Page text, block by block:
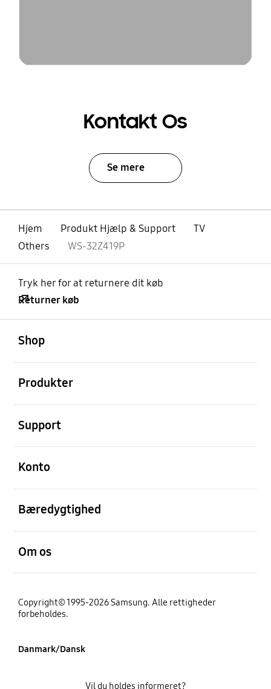
Kontakt Os
Se mere
Hjem Produkt Hjælp & Support
TV
Others
WS-32Z419P
Tryk her for at returnere dit køb
Returner køb
Shop
Produkter
Support
Konto
Bæredygtighed
Om os
Copyright© 1995-2026 Samsung. Alle rettigheder
forbeholdes.
Danmark/Dansk
Vil du holdes informeret?